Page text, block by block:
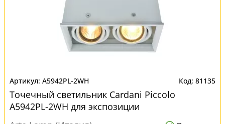
A5942PL-2WH 81135
Точечный светильник Cardani Piccolo
A5942PL-2WH для экспозиции